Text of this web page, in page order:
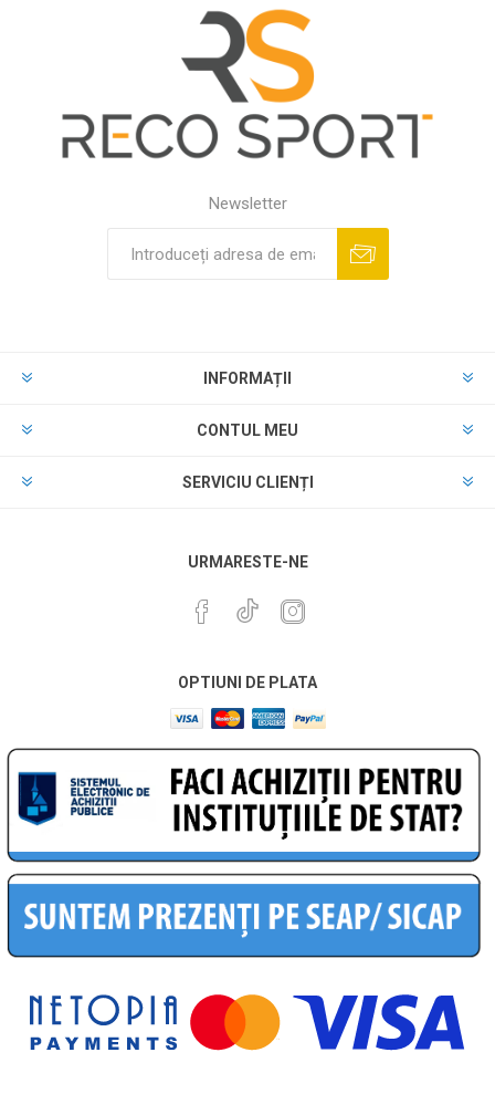
Newsletter
INFORMAȚII
CONTUL MEU
SERVICIU CLIENȚI
URMARESTE-NE
OPTIUNI DE PLATA